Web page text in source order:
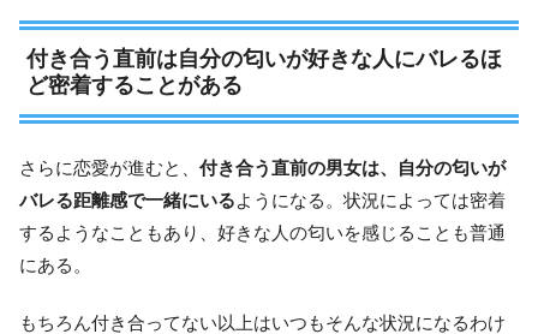
付き合う直前は自分の匂いが好きな人にバレるほ
ど密着することがある
さらに恋愛が進むと、 付き合う直前の男女は、自分の匂いが
バレる距離感で一緒にいるようになる。状況によっては密着
するようなこともあり、好きな人の匂いを感じることも普通
にある。
もちろん付き合ってない以上はいつもそんな状況になるわけ